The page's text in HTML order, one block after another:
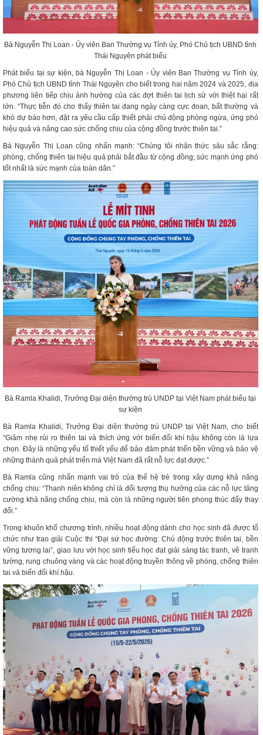
Bà Nguyễn Thị Loan - Ủy viên Ban Thường vụ Tỉnh ủy, Phó Chủ tịch UBND tỉnh
Thái Nguyên phát biểu
Phát biểu tại sự kiện, bà Nguyễn Thị Loan - Ủy viên Ban Thường vụ Tỉnh ủy,
Phó Chủ tịch UBND tỉnh Thái Nguyên cho biết trong hai năm 2024 và 2025, địa
phương liên tiếp chịu ảnh hưởng của các đợt thiên tai lịch sử với thiệt hại rất
lớn. “Thực tiễn đó cho thấy thiên tai đang ngày càng cực đoan, bất thường và
khó dự báo hơn, đặt ra yêu cầu cấp thiết phải chủ động phòng ngừa, ứng phó
hiệu quả và nâng cao sức chống chịu của cộng đồng trước thiên tai.”
Bà Nguyễn Thị Loan cũng nhấn mạnh: “Chúng tôi nhận thức sâu sắc rằng:
phòng, chống thiên tai hiệu quả phải bắt đầu từ cộng đồng; sức mạnh ứng phó
tốt nhất là sức mạnh của toàn dân.”
Bà Ramla Khalidi, Trưởng Đại diện thường trú UNDP tại Việt Nam phát biểu tại
sự kiện
Bà Ramla Khalidi, Trưởng Đại diện thường trú UNDP tại Việt Nam, cho biết
“Giảm nhẹ rủi ro thiên tai và thích ứng với biến đổi khí hậu không còn là lựa
chọn. Đây là những yếu tố thiết yếu để bảo đảm phát triển bền vững và bảo vệ
những thành quả phát triển mà Việt Nam đã rất nỗ lực đạt được.”
Bà Ramla cũng nhấn mạnh vai trò của thế hệ trẻ trong xây dựng khả năng
chống chịu: “Thanh niên không chỉ là đối tượng thụ hưởng của các nỗ lực tăng
cường khả năng chống chịu, mà còn là những người tiên phong thúc đẩy thay
đổi.”
Trong khuôn khổ chương trình, nhiều hoạt động dành cho học sinh đã được tổ
chức như trao giải Cuộc thi “Đại sứ học đường: Chủ động trước thiên tai, bền
vững tương lai”, giao lưu với học sinh tiểu học đạt giải sáng tác tranh, vẽ tranh
tường, rung chuông vàng và các hoạt động truyền thông về phòng, chống thiên
tai và biến đổi khí hậu.